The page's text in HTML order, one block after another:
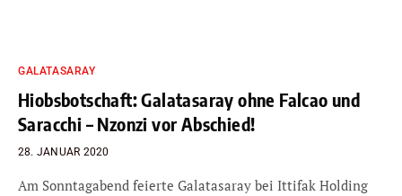
GALATASARAY
Hiobsbotschaft: Galatasaray ohne Falcao und
Saracchi – Nzonzi vor Abschied!
28. JANUAR 2020
Am Sonntagabend feierte Galatasaray bei Ittifak Holding